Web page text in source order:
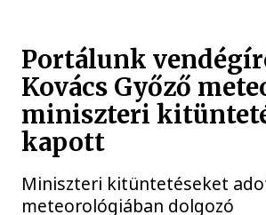
Portálunk
Kovács Győző
miniszteri
kapott
Miniszteri kitüntetéseket
meteorológiában dolgozó